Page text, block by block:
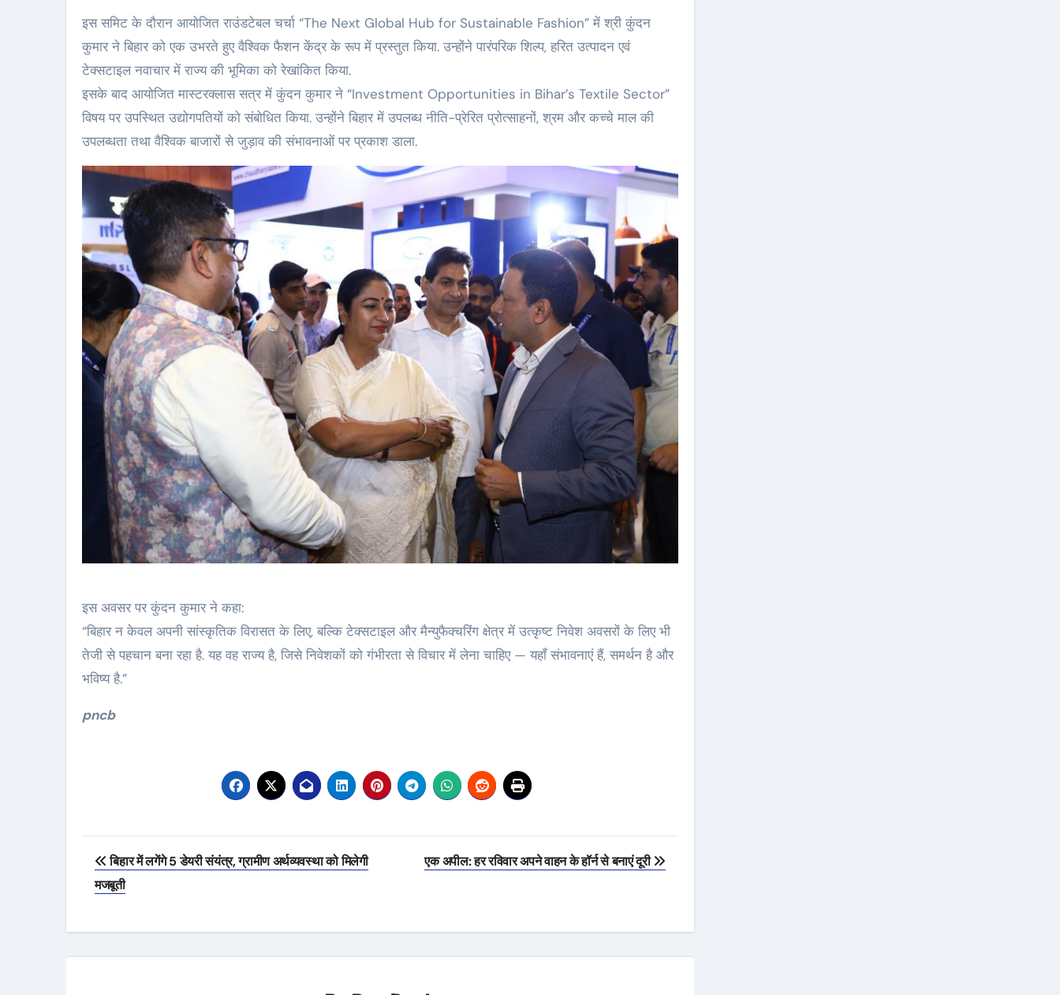
इस समिट के दौरान आयोजित राउंडटेबल चर्चा “The Next Global Hub for Sustainable Fashion” में श्री कुंदन
कुमार ने बिहार को एक उभरते हुए वैश्विक फैशन केंद्र के रूप में प्रस्तुत किया. उन्होंने पारंपरिक शिल्प, हरित उत्पादन एवं
टेक्सटाइल नवाचार में राज्य की भूमिका को रेखांकित किया.
इसके बाद आयोजित मास्टरक्लास सत्र में कुंदन कुमार ने “Investment Opportunities in Bihar’s Textile Sector”
विषय पर उपस्थित उद्योगपतियों को संबोधित किया. उन्होंने बिहार में उपलब्ध नीति-प्रेरित प्रोत्साहनों, श्रम और कच्चे माल की
उपलब्धता तथा वैश्विक बाजारों से जुड़ाव की संभावनाओं पर प्रकाश डाला.
इस अवसर पर कुंदन कुमार ने कहा:
“बिहार न केवल अपनी सांस्कृतिक विरासत के लिए, बल्कि टेक्सटाइल और मैन्युफैक्चरिंग क्षेत्र में उत्कृष्ट निवेश अवसरों के लिए भी
तेजी से पहचान बना रहा है. यह वह राज्य है, जिसे निवेशकों को गंभीरता से विचार में लेना चाहिए — यहाँ संभावनाएं हैं, समर्थन है और
भविष्य है.”
pncb
Post
navigation
बिहार में लगेंगे 5 डेयरी संयंत्र, ग्रामीण अर्थव्यवस्था को मिलेगी
मजबूती
एक अपील: हर रविवार अपने वाहन के हॉर्न से बनाएं दूरी